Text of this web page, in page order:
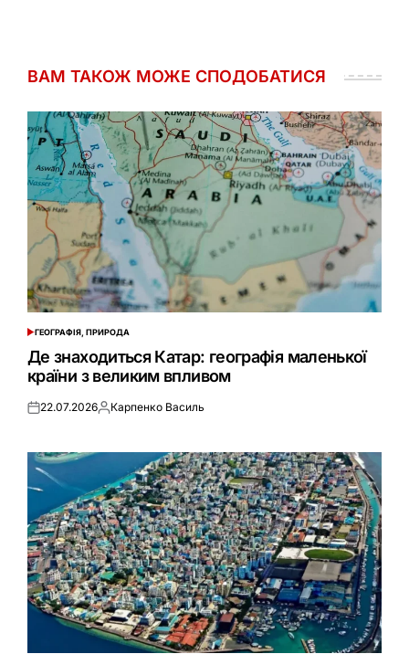
ВАМ ТАКОЖ МОЖЕ СПОДОБАТИСЯ
ОПУБЛІКУВАТИ
ГЕОГРАФІЯ, ПРИРОДА
Де знаходиться Катар: географія маленької
країни з великим впливом
Оприлюднено
22.07.2026Опубліковано
Карпенко Василь